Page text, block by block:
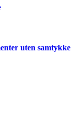
uten samtykke